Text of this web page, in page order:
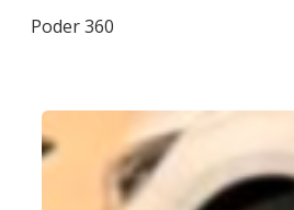
Poder 360